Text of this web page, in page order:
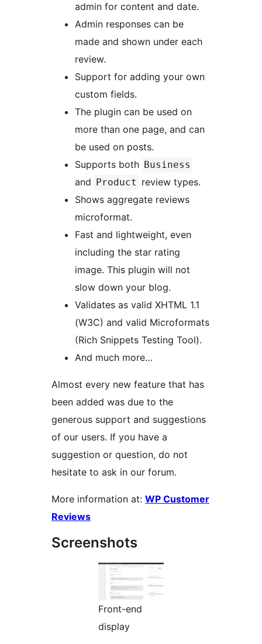
admin for content and date.
Admin responses can be
made and shown under each
review.
Support for adding your own
custom fields.
The plugin can be used on
more than one page, and can
be used on posts.
Supports both Business
and Product review types.
Shows aggregate reviews
microformat.
Fast and lightweight, even
including the star rating
image. This plugin will not
slow down your blog.
Validates as valid XHTML 1.1
(W3C) and valid Microformats
(Rich Snippets Testing Tool).
And much more…
Almost every new feature that has
been added was due to the
generous support and suggestions
of our users. If you have a
suggestion or question, do not
hesitate to ask in our forum.
More information at: WP Customer
Reviews
Screenshots
Front-end
display